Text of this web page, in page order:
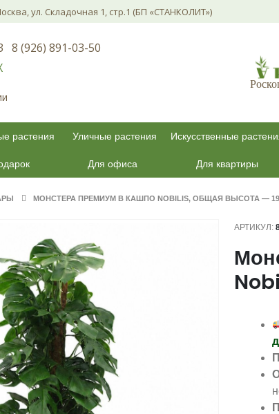
ул. Складочная 1, стр.1 (БП «СТАНКОЛИТ»)
8 (926) 891-03-50
растения Уличные растения Искусственные
Для офиса Для квартиры
МОНСТЕРА ПРЕМИУМ В КАШПО NOBILIS, ОБЩАЯ ВЫСОТА —
АРТИКУЛ: